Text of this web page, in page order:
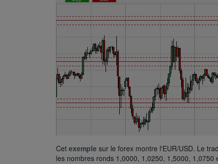
Cet exemple sur le forex montre l'EUR/USD. Le
les nombres ronds 1,0000, 1,0250, 1,5000, 1,0750